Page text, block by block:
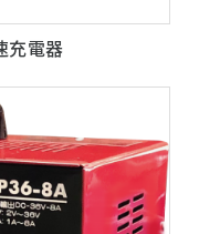
充電器